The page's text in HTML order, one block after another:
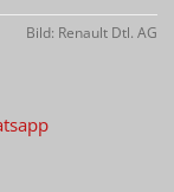
Bild: Renault Dtl. AG